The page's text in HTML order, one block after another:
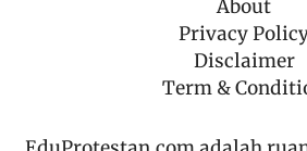
About
Privacy
Disclaimer
Term &